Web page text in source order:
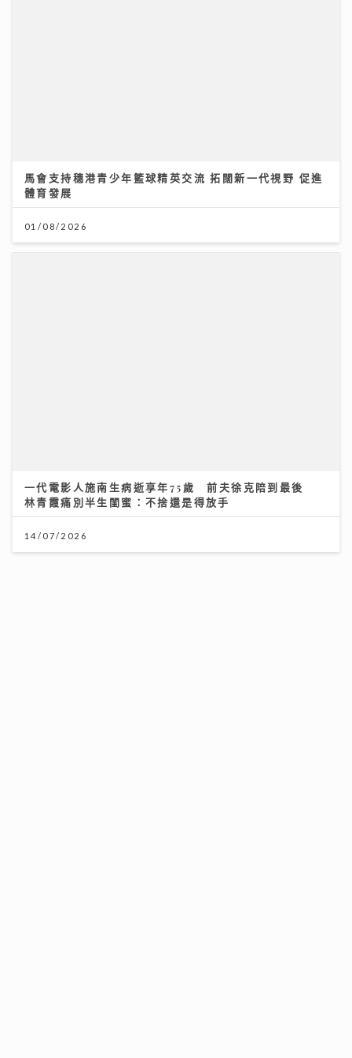
馬會支持穗港青少年籃球精英交流 拓闊新一代視野 促進
體育發展
01/08/2026
一代電影人施南生病逝享年75歲 前夫徐克陪到最後
林青霞痛別半生閨蜜：不捨還是得放手
14/07/2026